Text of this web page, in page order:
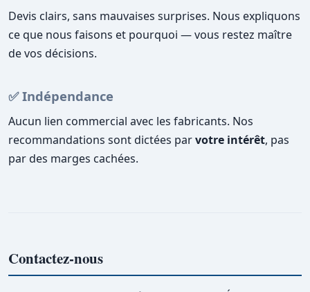
Devis clairs, sans mauvaises surprises. Nous expliquons
ce que nous faisons et pourquoi — vous restez maître
de vos décisions.
✅ Indépendance
Aucun lien commercial avec les fabricants. Nos
recommandations sont dictées parvotre intérêt, pas
par des marges cachées.
Contactez-nous